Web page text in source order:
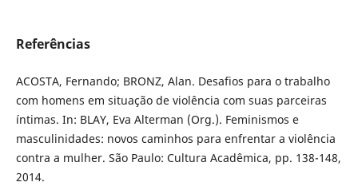
Referências
ACOSTA, Fernando; BRONZ, Alan. Desafios para o trabalho
com homens em situação de violência com suas parceiras
íntimas. In: BLAY, Eva Alterman (Org.). Feminismos e
masculinidades: novos caminhos para enfrentar a violência
contra a mulher. São Paulo: Cultura Acadêmica, pp. 138-148,
2014.